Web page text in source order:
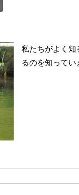
私たちがよく知
るのを知って